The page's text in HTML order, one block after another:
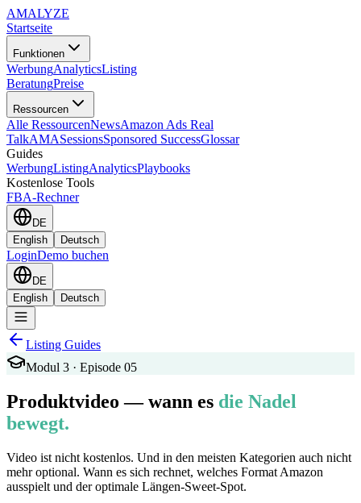
AMALYZE
Startseite
Funktionen
WerbungAnalyticsListing
BeratungPreise
Ressourcen
Alle RessourcenNewsAmazon Ads Real
TalkAMASessionsSponsored SuccessGlossar
Guides
WerbungListingAnalyticsPlaybooks
Kostenlose Tools
FBA-Rechner
DE
English
Deutsch
LoginDemo buchen
DE
English
Deutsch
Listing Guides
Modul 3 · Episode 05
Produktvideo — wann es die Nadel
bewegt.
Video ist nicht kostenlos. Und in den meisten Kategorien auch nicht
mehr optional. Wann es sich rechnet, welches Format Amazon
ausspielt und der optimale Längen-Sweet-Spot.